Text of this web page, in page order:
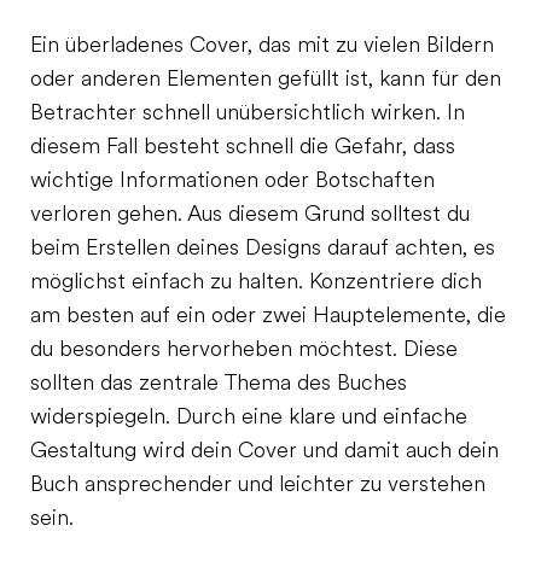
Ein überladenes Cover, das mit zu vielen Bildern
oder anderen Elementen gefüllt ist, kann für den
Betrachter schnell unübersichtlich wirken. In
diesem Fall besteht schnell die Gefahr, dass
wichtige Informationen oder Botschaften
verloren gehen. Aus diesem Grund solltest du
beim Erstellen deines Designs darauf achten, es
möglichst einfach zu halten. Konzentriere dich
am besten auf ein oder zwei Hauptelemente, die
du besonders hervorheben möchtest. Diese
sollten das zentrale Thema des Buches
widerspiegeln. Durch eine klare und einfache
Gestaltung wird dein Cover und damit auch dein
Buch ansprechender und leichter zu verstehen
sein.